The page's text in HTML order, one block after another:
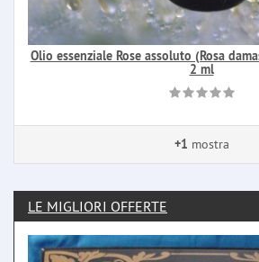
Olio essenziale Rose assoluto (Rosa
2 ml
+1 mostra
LE MIGLIORI OFFERTE